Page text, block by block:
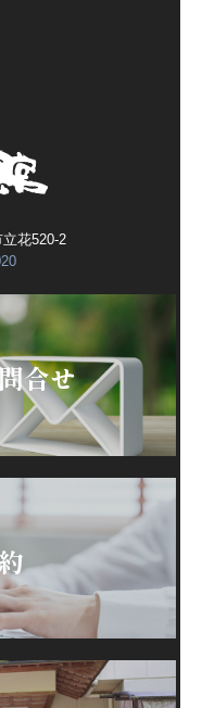
花520-2
合せ